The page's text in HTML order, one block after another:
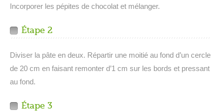
Incorporer les pépites de chocolat et mélanger.
Étape 2
Diviser la pâte en deux. Répartir une moitié au fond d’un cercle
de 20 cm en faisant remonter d’1 cm sur les bords et pressant
au fond.
Étape 3